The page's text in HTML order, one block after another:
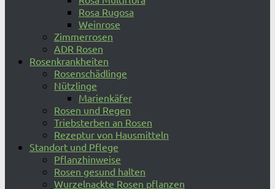
Rosa Rugosa
Weinrose
Zimmerrosen
ADR Rosen
Rosenkrankheiten
Rosenschädlinge
Nützlinge
Marienkäfer
Rosen und Regen
Triebsterben an Rosen
Rezeptur von Hausmitteln
Standort und Pflege
Pflanzhinweise
Rosen gesund halten
Wurzelnackte Rosen pflanzen